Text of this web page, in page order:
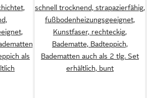
als
schnell trocknend, strapazierfähig,
fußbodenheizungsgeeignet,
Kunstfaser, rechteckig,
Badematte, Badteppich,
Badematten auch als 2 tlg. Set
erhältlich, bunt